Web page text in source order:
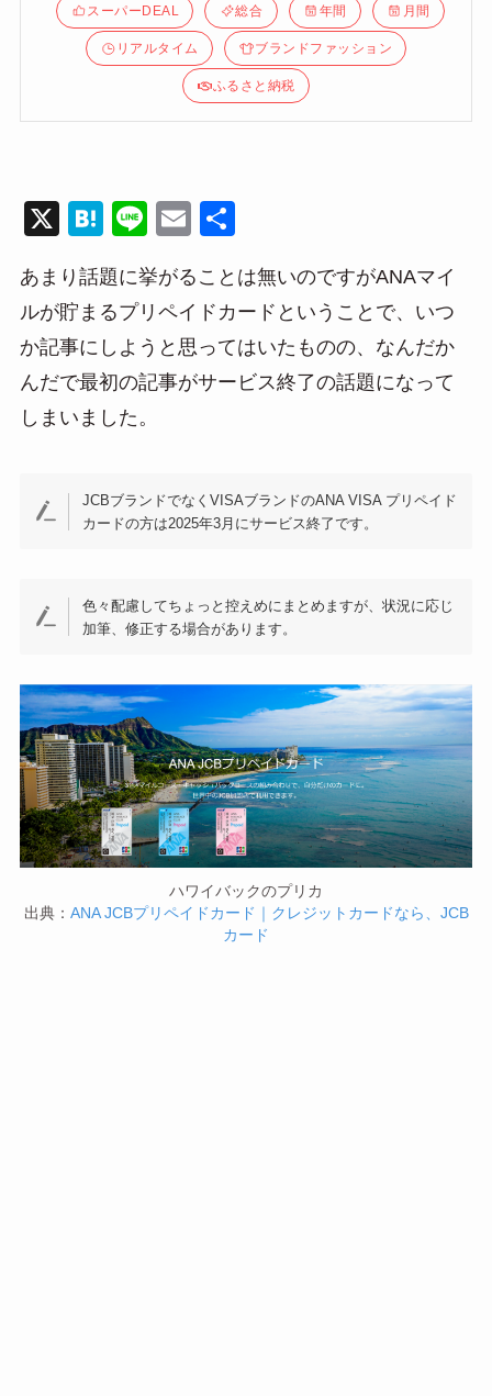
スーパーDEAL 総合 年間 月間
リアルタイム ブランドファッション
ふるさと納税
X
H
e
n
a
Li
e
E
ail
あまり話題に挙がることは無いのですがANAマイ
ルが貯まるプリペイドカードということで、いつ
か記事にしようと思ってはいたものの、なんだか
んだで最初の記事がサービス終了の話題になって
しまいました。
JCBブランドでなくVISAブランドのANA VISA プリペイド
カードの方は2025年3月にサービス終了です。
色々配慮してちょっと控えめにまとめますが、状況に応じ
加筆、修正する場合があります。
ハワイバックのプリカ
出典： ANA JCBプリペイドカード｜クレジットカードなら、JCB
カード